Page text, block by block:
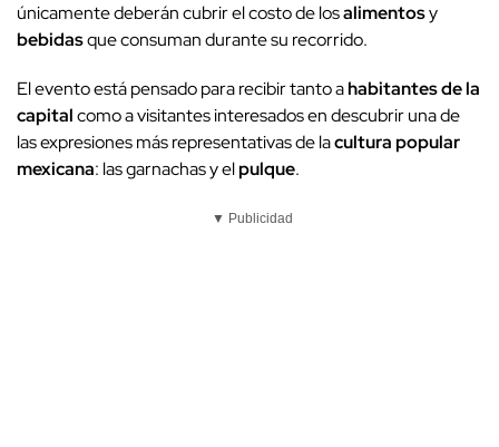
únicamente deberán cubrir el costo de losalimentosy
bebidasque consuman durante su recorrido.
El evento está pensado para recibir tanto ahabitantes de la
capitalcomo a visitantes interesados en descubrir una de
las expresiones más representativas de lacultura popular
mexicana: las garnachas y elpulque.
▼ Publicidad